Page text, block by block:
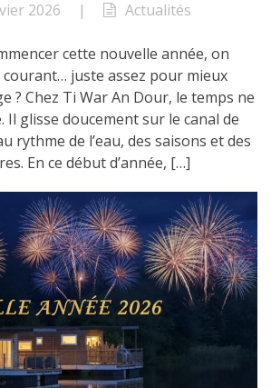
2026 | Actualités
cette nouvelle année, on
juste assez pour mieux
? Chez Ti War An Dour, le temps ne
Il glisse doucement sur le canal de
rythme de l’eau, des saisons et des
En ce début d’année, […]